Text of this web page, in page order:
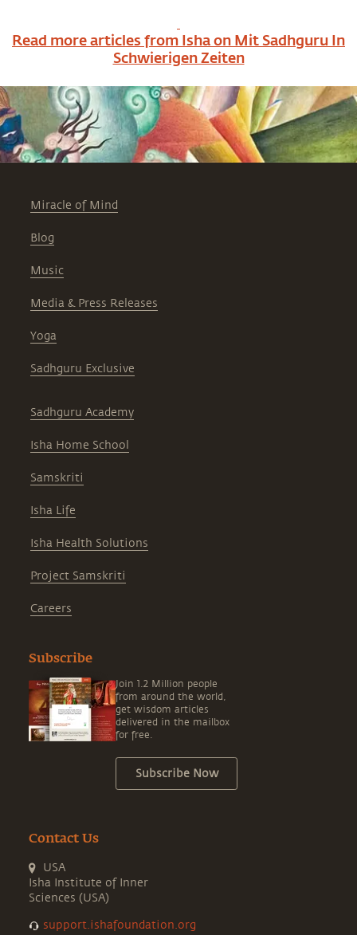
Read more articles from Isha on Mit Sadhguru In
Schwierigen Zeiten
Miracle of Mind
Blog
Music
Media & Press Releases
Yoga
Sadhguru Exclusive
Sadhguru Academy
Isha Home School
Samskriti
Isha Life
Isha Health Solutions
Project Samskriti
Careers
Subscribe
Join 1.2 Million people
from around the world,
get wisdom articles
delivered in the mailbox
for free.
Subscribe Now
Contact Us
USA
Isha Institute of Inner
Sciences (USA)
support.ishafoundation.org